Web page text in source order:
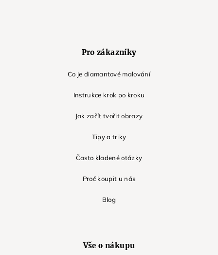
Pro zákazníky
Co je diamantové malování
Instrukce krok po kroku
Jak začít tvořit obrazy
Tipy a triky
Často kladené otázky
Proč koupit u nás
Blog
Vše o nákupu